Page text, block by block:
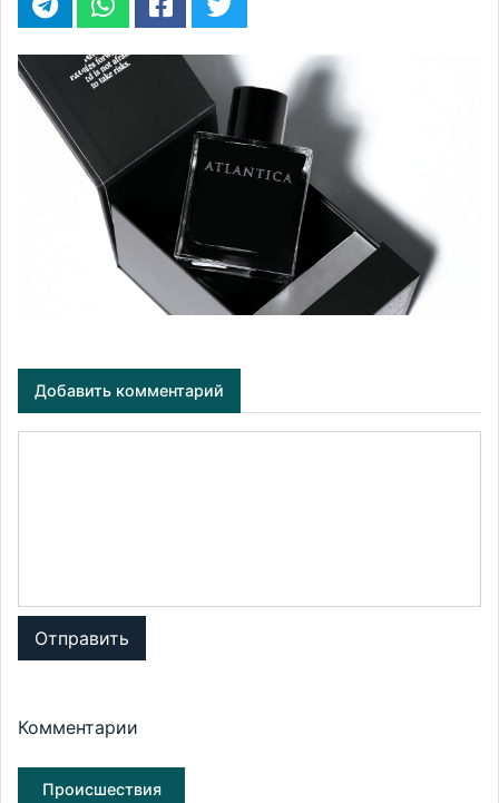
Добавить комментарий
Отправить
Комментарии
Происшествия